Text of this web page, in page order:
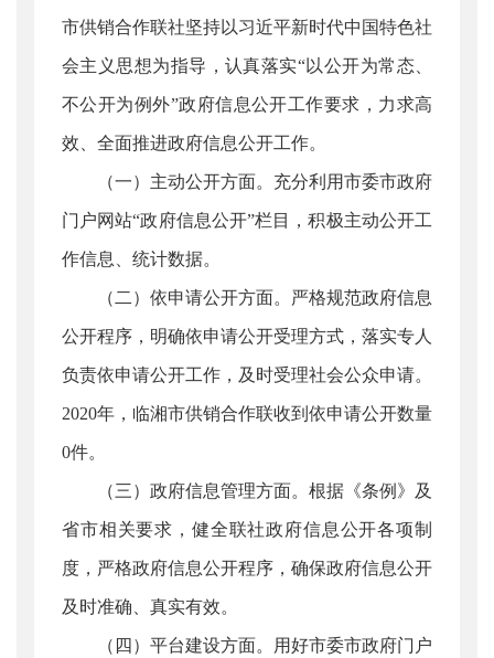
市供销合作联社坚持以习近平新时代中国特色社
会主义思想为指导，认真落实“以公开为常态、
不公开为例外”政府信息公开工作要求，力求高
效、全面推进政府信息公开工作。
（一）主动公开方面。充分利用市委市政府
门户网站“政府信息公开”栏目，积极主动公开工
作信息、统计数据。
（二）依申请公开方面。严格规范政府信息
公开程序，明确依申请公开受理方式，落实专人
负责依申请公开工作，及时受理社会公众申请。
2020年，临湘市供销合作联收到依申请公开数量
0件。
（三）政府信息管理方面。根据《条例》及
省市相关要求，健全联社政府信息公开各项制
度，严格政府信息公开程序，确保政府信息公开
及时准确、真实有效。
（四）平台建设方面。用好市委市政府门户